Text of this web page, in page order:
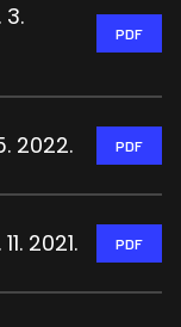
PDF
2022. PDF
2021. PDF